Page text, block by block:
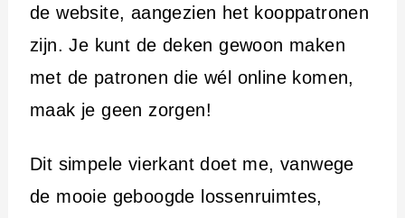
de website, aangezien het kooppatronen
zijn. Je kunt de deken gewoon maken
met de patronen die wél online komen,
maak je geen zorgen!
Dit simpele vierkant doet me, vanwege
de mooie geboogde lossenruimtes,